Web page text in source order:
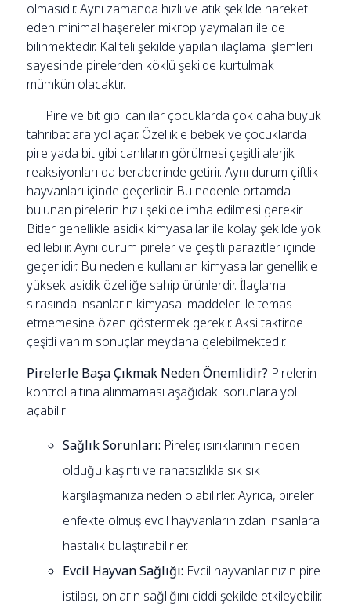
olmasıdır. Aynı zamanda hızlı ve atık şekilde hareket
eden minimal haşereler mikrop yaymaları ile de
bilinmektedir. Kaliteli şekilde yapılan ilaçlama işlemleri
sayesinde pirelerden köklü şekilde kurtulmak
mümkün olacaktır.
Pire ve bit gibi canlılar çocuklarda çok daha büyük
tahribatlara yol açar. Özellikle bebek ve çocuklarda
pire yada bit gibi canlıların görülmesi çeşitli alerjik
reaksiyonları da beraberinde getirir. Aynı durum çiftlik
hayvanları içinde geçerlidir. Bu nedenle ortamda
bulunan pirelerin hızlı şekilde imha edilmesi gerekir.
Bitler genellikle asidik kimyasallar ile kolay şekilde yok
edilebilir. Aynı durum pireler ve çeşitli parazitler içinde
geçerlidir. Bu nedenle kullanılan kimyasallar genellikle
yüksek asidik özelliğe sahip ürünlerdir. İlaçlama
sırasında insanların kimyasal maddeler ile temas
etmemesine özen göstermek gerekir. Aksi taktirde
çeşitli vahim sonuçlar meydana gelebilmektedir.
Pirelerle Başa Çıkmak Neden Önemlidir? Pirelerin
kontrol altına alınmaması aşağıdaki sorunlara yol
açabilir:
Sağlık Sorunları: Pireler, ısırıklarının neden
olduğu kaşıntı ve rahatsızlıkla sık sık
karşılaşmanıza neden olabilirler. Ayrıca, pireler
enfekte olmuş evcil hayvanlarınızdan insanlara
hastalık bulaştırabilirler.
Evcil Hayvan Sağlığı: Evcil hayvanlarınızın pire
istilası, onların sağlığını ciddi şekilde etkileyebilir.